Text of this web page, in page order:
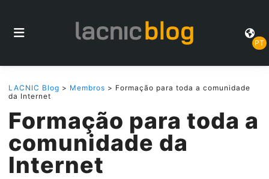
PT
LACNIC Blog > Membros > Formação para toda a comunidade
da Internet
Formação para toda a
comunidade da
Internet